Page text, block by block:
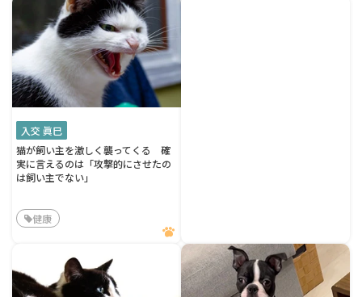
入交 眞巳
猫が飼い主を激しく襲ってくる 確
実に言えるのは「攻撃的にさせたの
は飼い主でない」
健康